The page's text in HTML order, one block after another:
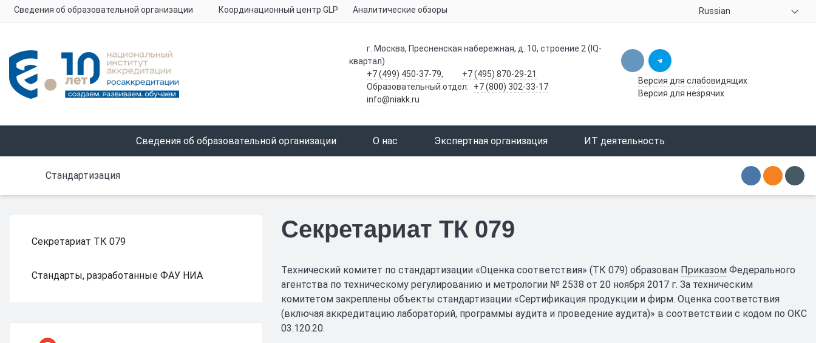
Сведения об образовательной организации Координационный центр GLP Аналитические обзоры Russian
г. Москва, Пресненская набережная, д. 10, строение 2 (IQ-
квартал)
+7 (499) 450-37-79,
+7 (495) 870-29-21
Образовательный отдел:
+7 (800) 302-33-17
info@niakk.ru
Версия для слабовидящих
Версия для незрячих
Сведения об образовательной организации О нас Экспертная организация ИТ деятельность
Стандартизация
Секретариат ТК 079
Стандарты, разработанные ФАУ НИА
Секретариат ТК 079
Технический комитет по стандартизации «Оценка соответствия» (ТК 079) образован ПриказомФедерального
агентства по техническому регулированию и метрологии № 2538 от 20 ноября 2017 г. За техническим
комитетом закреплены объекты стандартизации «Сертификация продукции и фирм. Оценка соответствия
(включая аккредитацию лабораторий, программы аудита и проведение аудита)» в соответствии с кодом по ОКС
03.120.20.